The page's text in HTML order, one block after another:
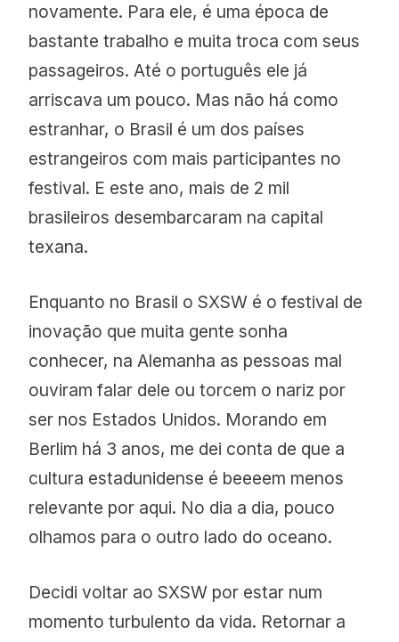
novamente. Para ele, é uma época de
bastante trabalho e muita troca com seus
passageiros. Até o português ele já
arriscava um pouco. Mas não há como
estranhar, o Brasil é um dos países
estrangeiros com mais participantes no
festival. E este ano, mais de 2 mil
brasileiros desembarcaram na capital
texana.
Enquanto no Brasil o SXSW é o festival de
inovação que muita gente sonha
conhecer, na Alemanha as pessoas mal
ouviram falar dele ou torcem o nariz por
ser nos Estados Unidos. Morando em
Berlim há 3 anos, me dei conta de que a
cultura estadunidense é beeeem menos
relevante por aqui. No dia a dia, pouco
olhamos para o outro lado do oceano.
Decidi voltar ao SXSW por estar num
momento turbulento da vida. Retornar a